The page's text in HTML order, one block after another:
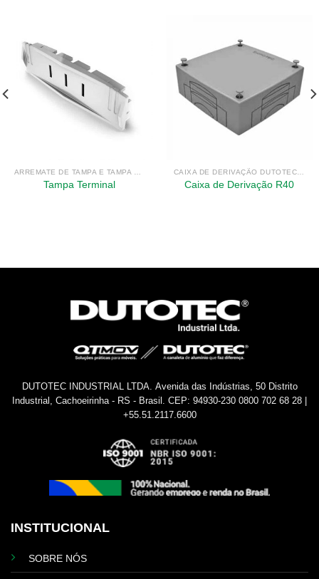
Tampa Terminal Caixa de Derivação R40
DUTOTEC INDUSTRIAL LTDA. Avenida das Indústrias, 50 Distrito
Industrial, Cachoeirinha - RS - Brasil. CEP: 94930-230 0800 702 68 28 |
+55.51.2117.6600
INSTITUCIONAL
SOBRE NÓS